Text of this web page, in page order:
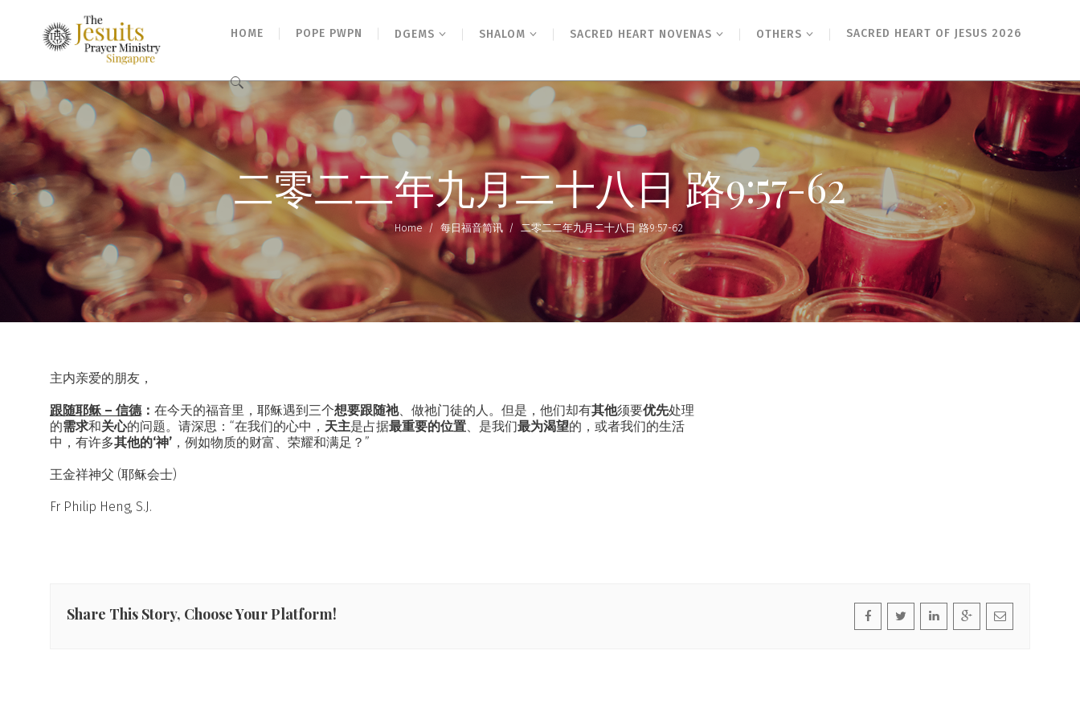
HOME POPE PWPN DGEMS SHALOM SACRED HEART NOVENAS OTHERS SACRED HEART OF JESUS 2026
Search
for:
二零二二年九月二十八日 路9:57-62
Home / 每日福音简讯 /二零二二年九月二十八日 路9:57-62
主内亲爱的朋友，
跟随耶稣 – 信德： 在今天的福音里，耶稣遇到三个想要跟随祂、做祂门徒的人。但是，他们却有其他须要优先处理
的需求和关心的问题。请深思：“在我们的心中， 天主是占据最重要的位置、是我们最为渴望的，或者我们的生活
中，有许多其他的‘神’ ，例如物质的财富、荣耀和满足？”
王金祥神父 (耶稣会士)
Fr Philip Heng, S.J.
Share This Story, Choose Your Platform!